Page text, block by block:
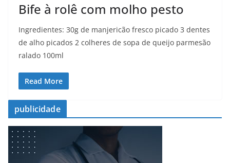
Bife à rolê com molho pesto
Ingredientes: 30g de manjericão fresco picado 3 dentes
de alho picados 2 colheres de sopa de queijo parmesão
ralado 100ml
Read More
publicidade